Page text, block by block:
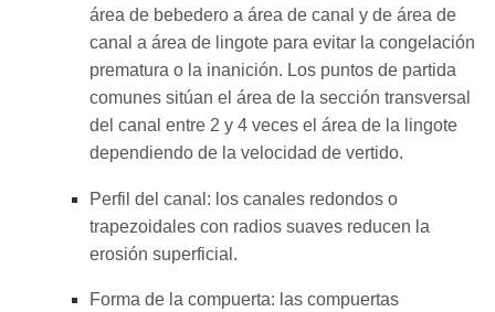
área de bebedero a área de canal y de área de
canal a área de lingote para evitar la congelación
prematura o la inanición. Los puntos de partida
comunes sitúan el área de la sección transversal
del canal entre 2 y 4 veces el área de la lingote
dependiendo de la velocidad de vertido.
Perfil del canal: los canales redondos o
trapezoidales con radios suaves reducen la
erosión superficial.
Forma de la compuerta: las compuertas